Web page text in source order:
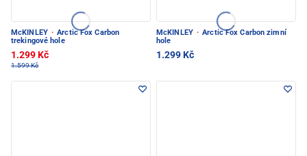
McKINLEY · Arctic Fox Carbon
trekingové hole
1.299 Kč
1.599 Kč
McKINLEY · Arctic Fox Carbon zimní
hole
1.299 Kč